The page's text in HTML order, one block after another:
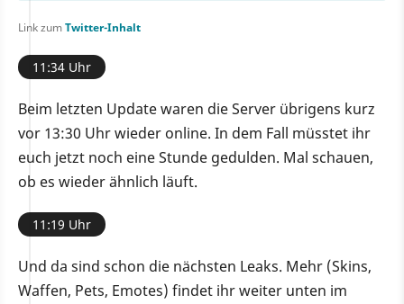
Link zumTwitter-Inhalt
11:34 Uhr
Beim letzten Update waren die Server übrigens kurz
vor 13:30 Uhr wieder online. In dem Fall müsstet ihr
euch jetzt noch eine Stunde gedulden. Mal schauen,
ob es wieder ähnlich läuft.
11:19 Uhr
Und da sind schon die nächsten Leaks. Mehr (Skins,
Waffen, Pets, Emotes) findet ihr weiter unten im